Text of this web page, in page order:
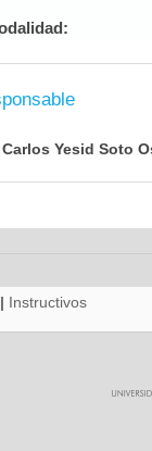
Carlos Yesid Soto
| Instructivos